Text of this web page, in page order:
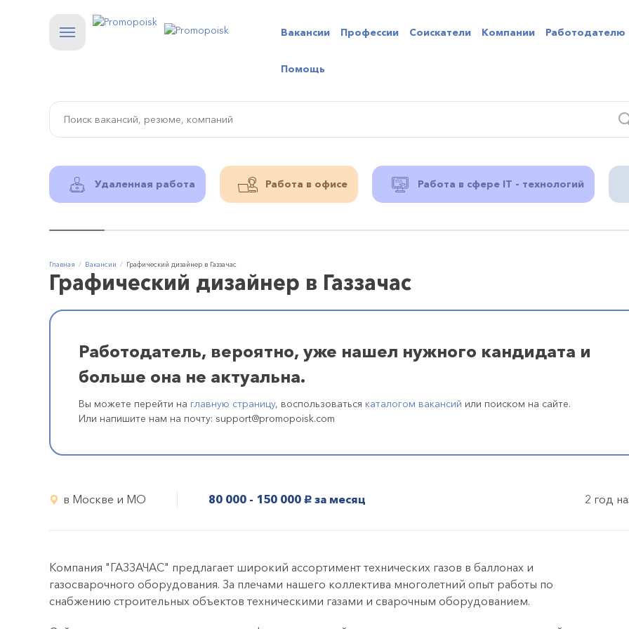
Вакансии Профессии Соискатели Компании Работодателю
Помощь
Удаленная работа Работа в офисе Работа в сфере IT - технологий
Главная Вакансии Графический дизайнер в Газзачас
Графический дизайнер в Газзачас
Работодатель, вероятно, уже нашел нужного кандидата и
больше она не актуальна.
Вы можете перейти на главную страницу, воспользоваться каталогом вакансий или поиском на сайте.
Или напишите нам на почту: support@promopoisk.com
в Москве и МО 80 000 - 150 000 руб. за месяц 2 год
Компания "ГАЗЗАЧАС" предлагает широкий ассортимент технических газов в баллонах и
газосварочного оборудования. За плечами нашего коллектива многолетний опыт работы по
снабжению строительных объектов техническими газами и сварочным оборудованием.